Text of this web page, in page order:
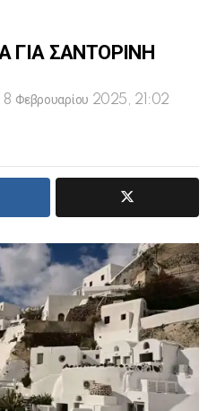
ΓΙΑ ΣΑΝΤΟΡΙΝΗ
8 Φεβρουαρίου 2025, 21:02